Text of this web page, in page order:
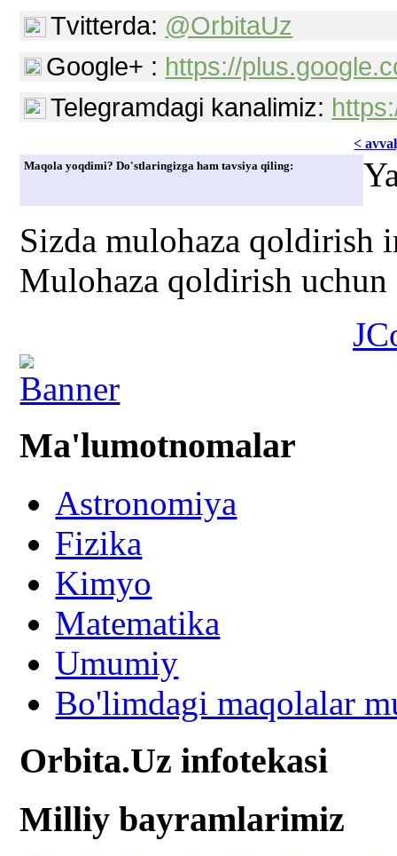
Tvitterda: @OrbitaUz
Google+ : https://
Telegramdagi kanalimiz:
<
Maqola yoqdimi? Do'stlaringizga ham tavsiya qiling:
Sizda mulohaza qoldirish
Mulohaza qoldirish
Ma'lumotnomalar
Astronomiya
Fizika
Kimyo
Matematika
Umumiy
Bo'limdagi maqolalar
Orbita.Uz infotekasi
Milliy bayramlarimiz